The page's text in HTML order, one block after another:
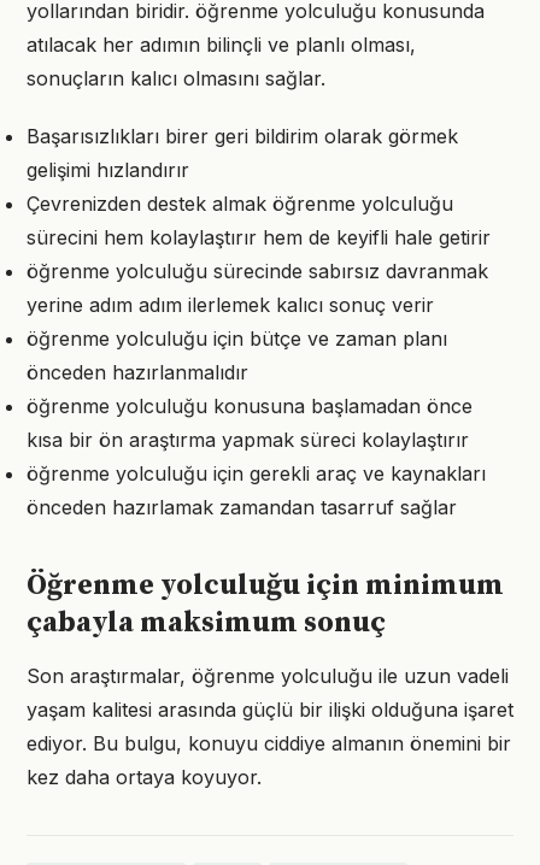
yollarından biridir. öğrenme yolculuğu konusunda
atılacak her adımın bilinçli ve planlı olması,
sonuçların kalıcı olmasını sağlar.
Başarısızlıkları birer geri bildirim olarak görmek
gelişimi hızlandırır
Çevrenizden destek almak öğrenme yolculuğu
sürecini hem kolaylaştırır hem de keyifli hale getirir
öğrenme yolculuğu sürecinde sabırsız davranmak
yerine adım adım ilerlemek kalıcı sonuç verir
öğrenme yolculuğu için bütçe ve zaman planı
önceden hazırlanmalıdır
öğrenme yolculuğu konusuna başlamadan önce
kısa bir ön araştırma yapmak süreci kolaylaştırır
öğrenme yolculuğu için gerekli araç ve kaynakları
önceden hazırlamak zamandan tasarruf sağlar
Öğrenme yolculuğu için minimum
çabayla maksimum sonuç
Son araştırmalar, öğrenme yolculuğu ile uzun vadeli
yaşam kalitesi arasında güçlü bir ilişki olduğuna işaret
ediyor. Bu bulgu, konuyu ciddiye almanın önemini bir
kez daha ortaya koyuyor.